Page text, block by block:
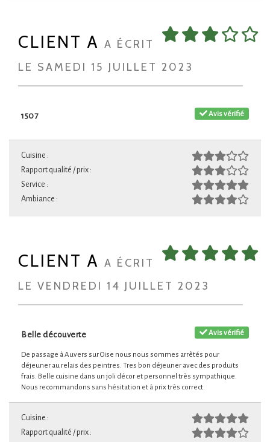
CLIENT A A ÉCRIT
LE SAMEDI 15 JUILLET 2023
Avis vérifié
1507
Cuisine :
Rapport qualité / prix :
Service :
Ambiance :
CLIENT A A ÉCRIT
LE VENDREDI 14 JUILLET 2023
Avis vérifié
Belle découverte
De passage à Auvers sur Oise nous nous sommes arrêtés pour
déjeuner au relais des peintres. Tres bon déjeuner avec des produits
frais. Belle cuisine dans un joli décor et personnel très sympathique.
Nous recommandons sans hésitation et à prix très correct.
Cuisine :
Rapport qualité / prix :